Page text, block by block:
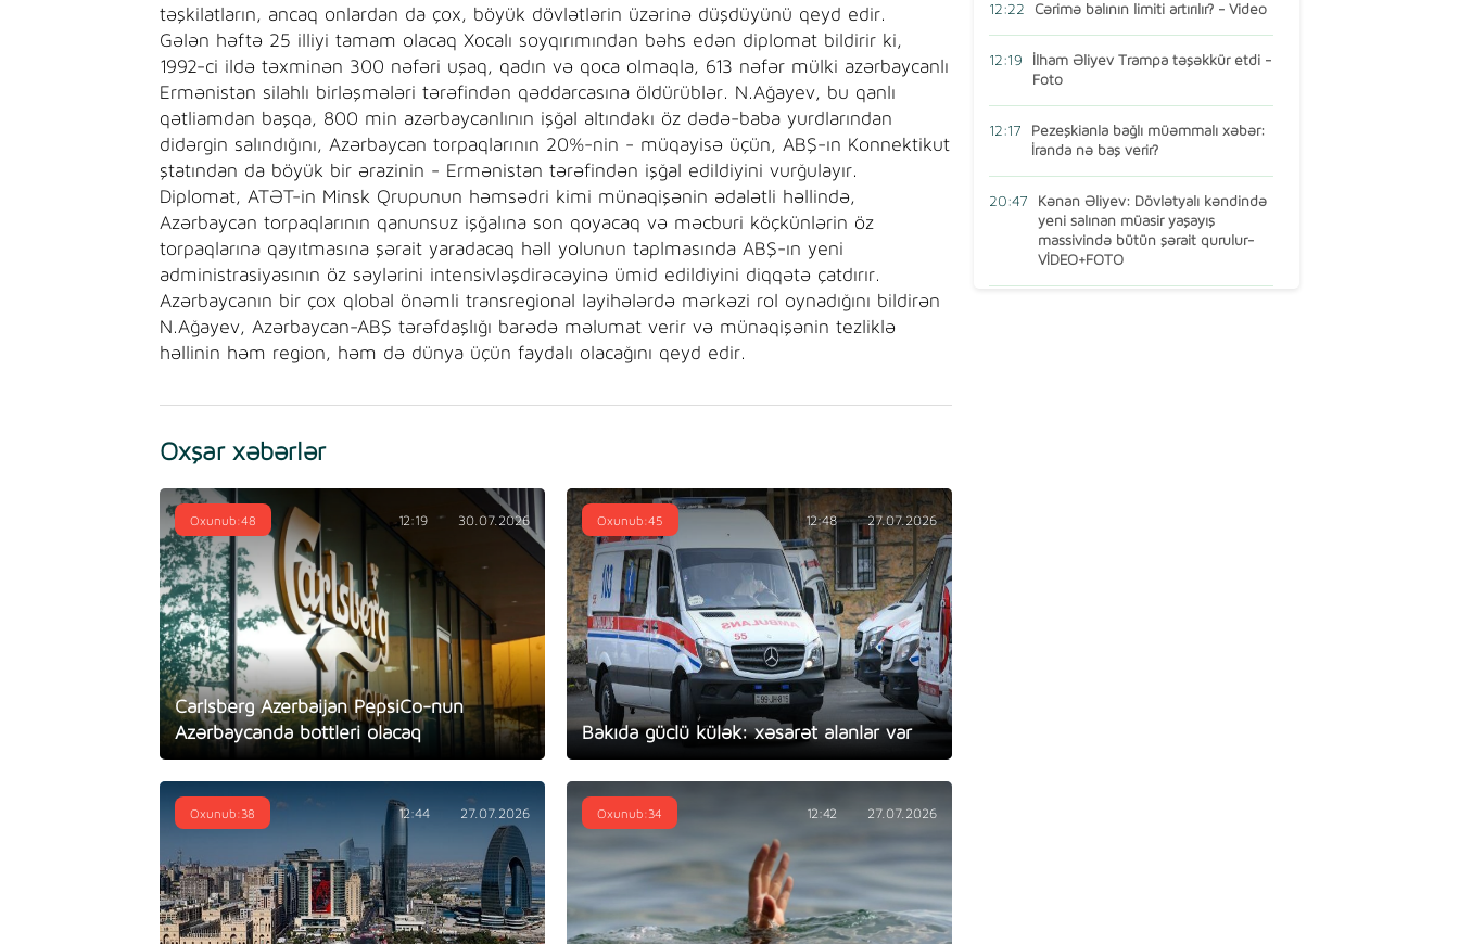
təşkilatların, ancaq onlardan da çox, böyük dövlətlərin üzərinə düşdüyünü qeyd edir.
Gələn həftə 25 illiyi tamam olacaq Xocalı soyqırımından bəhs edən diplomat bildirir ki,
1992-ci ildə təxminən 300 nəfəri uşaq, qadın və qoca olmaqla, 613 nəfər mülki azərbaycanlı
Ermənistan silahlı birləşmələri tərəfindən qəddarcasına öldürüblər. N.Ağayev, bu qanlı
qətliamdan başqa, 800 min azərbaycanlının işğal altındakı öz dədə-baba yurdlarından
didərgin salındığını, Azərbaycan torpaqlarının 20%-nin - müqayisə üçün, ABŞ-ın Konnektikut
ştatından da böyük bir ərazinin - Ermənistan tərəfindən işğal edildiyini vurğulayır.
Diplomat, ATƏT-in Minsk Qrupunun həmsədri kimi münaqişənin ədalətli həllində,
Azərbaycan torpaqlarının qanunsuz işğalına son qoyacaq və məcburi köçkünlərin öz
torpaqlarına qayıtmasına şərait yaradacaq həll yolunun taplmasında ABŞ-ın yeni
administrasiyasının öz səylərini intensivləşdirəcəyinə ümid edildiyini diqqətə çatdırır.
Azərbaycanın bir çox qlobal önəmli transregional layihələrdə mərkəzi rol oynadığını bildirən
N.Ağayev, Azərbaycan-ABŞ tərəfdaşlığı barədə məlumat verir və münaqişənin tezliklə
həllinin həm region, həm də dünya üçün faydalı olacağını qeyd edir.
Oxşar xəbərlər
Carlsberg Azerbaijan PepsiCo-nun
Azərbaycanda bottleri olacaq
Oxunub:48 12:19 30.07.2026
Bakıda güclü külək: xəsarət alanlar var
Oxunub:45 12:48 27.07.2026
Oxunub:38 12:44 27.07.2026 Oxunub:34 12:42 27.07.2026
12:22 Cərimə balının limiti artırılır? - Video
12:19
İlham Əliyev Trampa təşəkkür etdi -
Foto
12:17
Pezeşkianla bağlı müəmmalı xəbər:
İranda nə baş verir?
20:47
Kənan Əliyev: Dövlətyalı kəndində
yeni salınan müasir yaşayış
massivində bütün şərait qurulur-
VİDEO+FOTO